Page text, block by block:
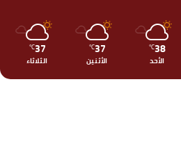
38
℃
الأحد
37
℃
الأثنين
37
℃
الثلاثاء